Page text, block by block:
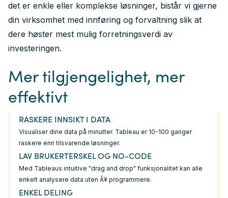
det er enkle eller komplekse løsninger, bistår vi gjerne
din virksomhet med innføring og forvaltning slik at
dere høster mest mulig forretningsverdi av
investeringen.
Mer tilgjengelighet, mer
effektivt
RASKERE INNSIKT I DATA
Visualiser dine data på minutter. Tableau er 10-100 ganger
raskere enn tilsvarende løsninger.
LAV BRUKERTERSKEL OG NO-CODE
Med Tableaus intuitive "drag and drop" funksjonalitet kan alle
enkelt analysere data uten Ã¥ programmere.
ENKEL DELING